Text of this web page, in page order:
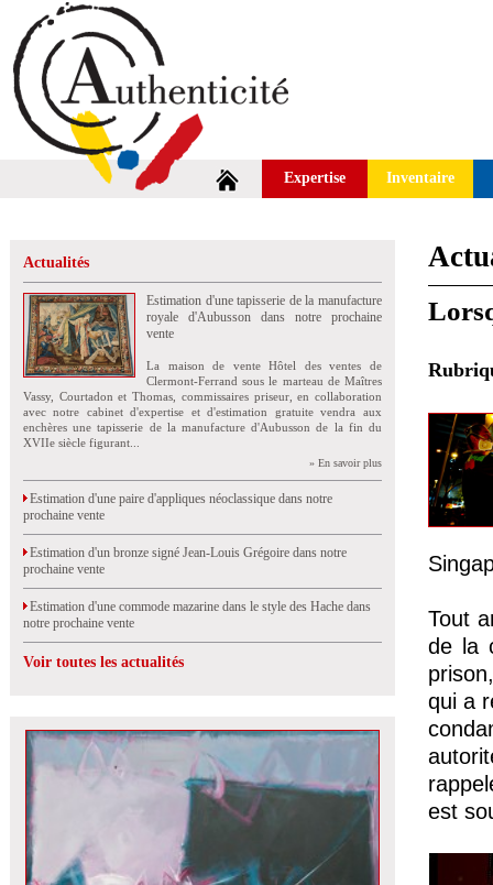
Expertise Inventaire
Actualités
Estimation d'une tapisserie de la manufacture
royale d'Aubusson dans notre prochaine
vente
La maison de vente Hôtel des ventes de
Clermont-Ferrand sous le marteau de Maîtres
Vassy, Courtadon et Thomas, commissaires priseur, en collaboration
avec notre cabinet d'expertise et d'estimation gratuite vendra aux
enchères une tapisserie de la manufacture d'Aubusson de la fin du
XVIIe siècle figurant...
» En savoir plus
Estimation d'une paire d'appliques néoclassique dans notre
prochaine vente
Estimation d'un bronze signé Jean-Louis Grégoire dans notre
prochaine vente
Estimation d'une commode mazarine dans le style des Hache dans
notre prochaine vente
Voir toutes les actualités
Tout
de la
qui a
est